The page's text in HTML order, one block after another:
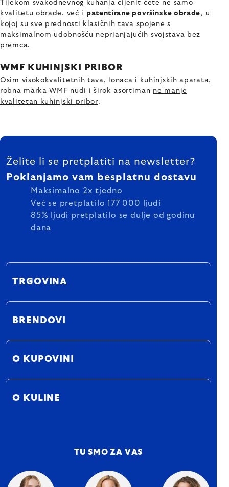
Tijekom svakodnevnog kuhanja cijenit ćete ne samo
kvalitetu obrade, već i patentirane površinske obrade, u
kojoj su sve prednosti klasičnih tava spojene s
maksimalnom udobnošću neprianjajućih svojstava bez
premca.
WMF KUHINJSKI PRIBOR
Osim visokokvalitetnih tava, lonaca i kuhinjskih aparata,
robna marka WMF nudi i širok asortiman ne manje
kvalitetan kuhinjski pribor.
FOOTER
Želite li se pretplatiti na newsletter?
Poklanjamo vam besplatnu dostavu
Maksimalno 2x tjedno
Već se pretplatilo 177 000 ljudi
85% ljudi pretplatilo se dulje od godinu
dana
TRGOVINA
BRENDOVI
O KUPOVINI
O KULINE
TU SMO ZA VAS